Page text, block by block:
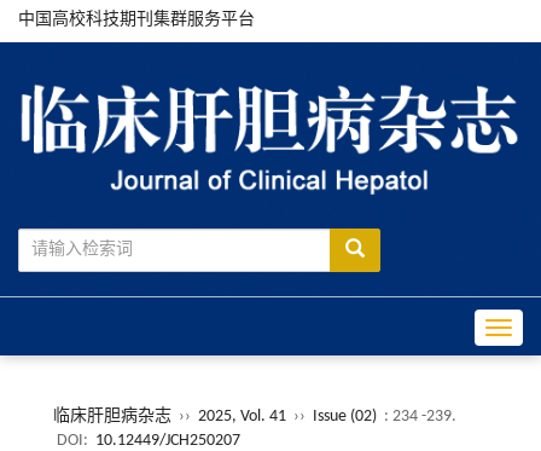
中国高校科技期刊集群服务平台
临床肝胆病杂志 ›› 2025, Vol. 41 ›› Issue (02) : 234 -239.
DOI: 10.12449/JCH250207